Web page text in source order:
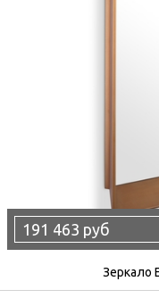
191 463 руб
Зеркало